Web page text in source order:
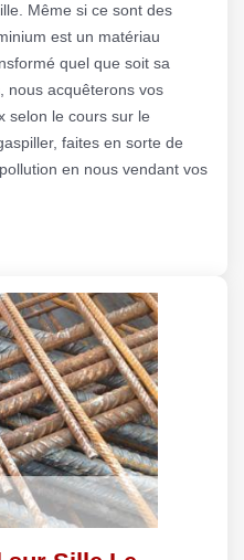
Même si ce sont des
est un matériau
quel que soit sa
nous acquêterons vos
selon le cours sur le
faites en sorte de
en nous vendant vos